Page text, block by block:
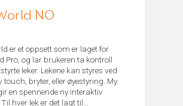
NO
er et oppsett som er laget for
Pro, og lar brukeren ta kontroll
leker. Lekene kan styres ved
touch, bryter, eller øyestyring. My
en spennende ny interaktiv
hver lek er det lagt til...